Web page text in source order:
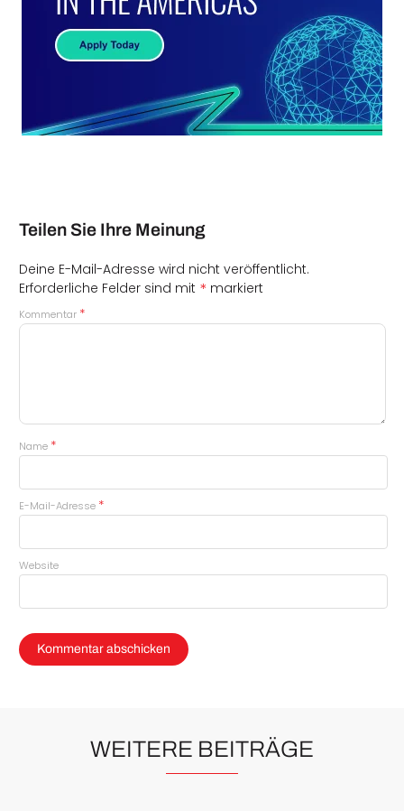
Teilen Sie Ihre Meinung
Deine E-Mail-Adresse wird nicht veröffentlicht.
Erforderliche Felder sind mit * markiert
Kommentar *
Name *
E-Mail-Adresse *
Website
WEITERE BEITRÄGE